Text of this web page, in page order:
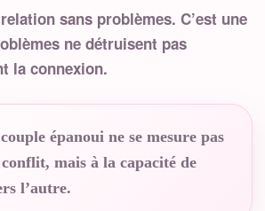
sans problèmes. C’est une
ne détruisent pas
la connexion.
épanoui ne se mesure pas
conflit, mais à la capacité de
l’autre.